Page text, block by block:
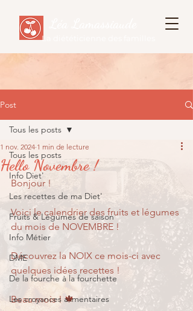
La diététicienne des familles
Post
Tous les posts
Info Diet'
Les recettes de ma Diet'
Fruits & Légumes de saison
Info Métier
DME
De la fourche à la fourchette
Les croyances alimentaires
Tous les posts
Hello Novembre !
1 nov. 2024 1 min de lecture
Bonjour !
Voici le calendrier des fruits et légumes
du mois de NOVEMBRE !
Découvrez la NOIX ce mois-ci avec
quelques idées recettes !
Beau mois ! 🍁